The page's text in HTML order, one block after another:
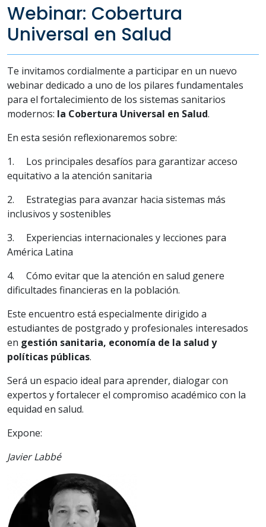
Webinar: Cobertura
Universal en Salud
Te invitamos cordialmente a participar en un nuevo
webinardedicado a uno de los pilares fundamentales
para el fortalecimiento de los sistemas sanitarios
modernos: la Cobertura Universal en Salud.
En esta sesión reflexionaremos sobre:
1. Los principales desafíos para garantizar acceso
equitativo a la atención sanitaria
2. Estrategias para avanzar hacia sistemas más
inclusivos y sostenibles
3. Experiencias internacionales y lecciones para
América Latina
4. Cómo evitar que la atención en salud genere
dificultades financieras en la población.
Este encuentro está especialmente dirigido a
estudiantes de postgrado y profesionales interesados
en gestión sanitaria, economía de la salud y
políticas públicas.
Será un espacio ideal para aprender, dialogar con
expertos y fortalecer el compromiso académico con la
equidad en salud.
Expone:
Javier Labbé